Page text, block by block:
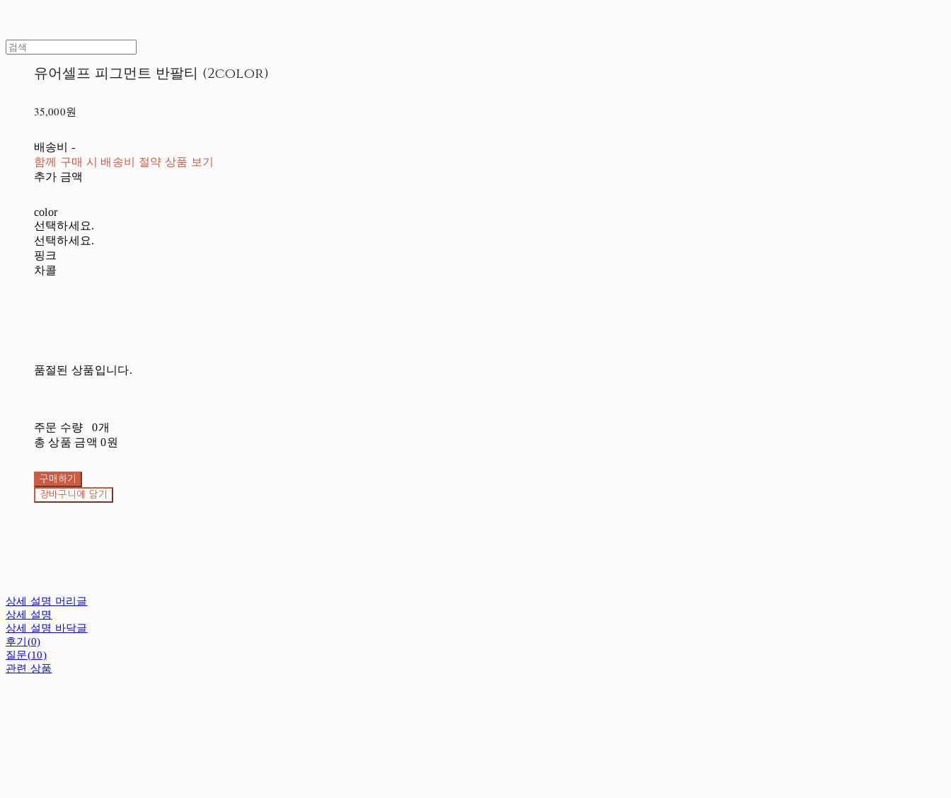
유어셀프 피그먼트 반팔티 (2color)
35,000원
배송비-
함께 구매 시 배송비 절약 상품 보기
추가 금액
color
선택하세요.
선택하세요.
핑크
차콜
품절된 상품입니다.
주문 수량
0개
총 상품 금액 0원
구매하기
장바구니에 담기
상세 설명 머리글
상세 설명
상세 설명 바닥글
후기(0)
질문(10)
관련 상품